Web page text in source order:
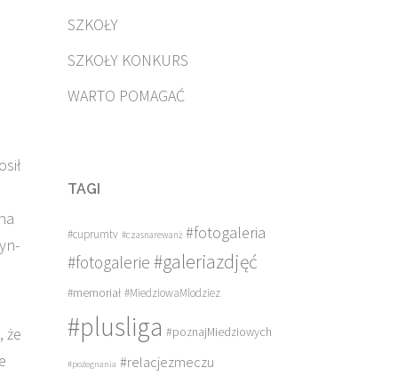
że
SZKOŁY
SZKOŁY KONKURS
WARTO POMAGAĆ
TAGI
#cuprumtv #czasnarewanż #fotogaleria
#fotogalerie #galeriazdjęć
#memoriał #MiedziowaMlodziez
#plusliga #poznajMiedziowych
#pożegnania #relacjezmeczu